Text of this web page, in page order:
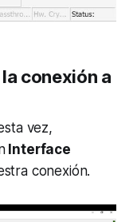
conexión a
vez,
Interface
conexión.